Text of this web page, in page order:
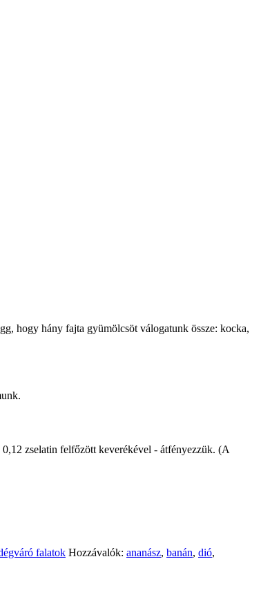
hogy hány fajta gyümölcsöt válogatunk össze: kocka,
zselatin felfőzött keverékével - átfényezzük. (A
falatok Hozzávalók: ananász, banán, dió,